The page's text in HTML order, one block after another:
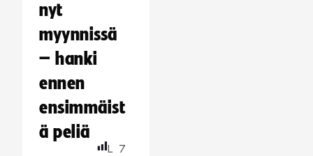
nyt
myynnissä
– hanki
ennen
ensimmäist
ä peliä
L 7